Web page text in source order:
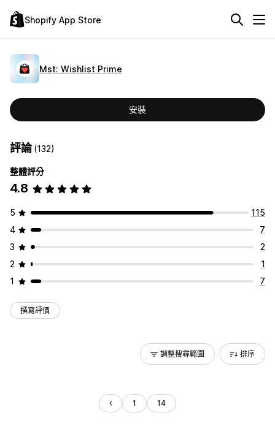
Shopify App Store
Mst: Wishlist Prime
安裝
評論(132)
整體評分
4.8
5
115
4
7
3
2
2
1
1
7
撰寫評價
調整搜尋範圍 排序
1 14